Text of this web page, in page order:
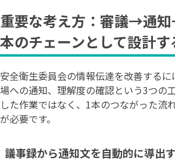
重要な考え方：審議→通
本のチェーンとして設計す
安全衛生委員会の情報伝達を改善する
場への通知、理解度の確認という3つの
した作業ではなく、1本のつながった流
が必要です。
議事録から通知文を自動的に導出